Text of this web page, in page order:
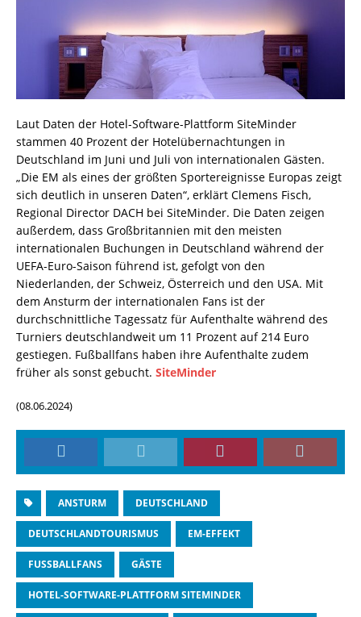
Laut Daten der Hotel-Software-Plattform SiteMinder
stammen 40 Prozent der Hotelübernachtungen in
Deutschland im Juni und Juli von internationalen Gästen.
„Die EM als eines der größten Sportereignisse Europas zeigt
sich deutlich in unseren Daten“, erklärt Clemens Fisch,
Regional Director DACH bei SiteMinder. Die Daten zeigen
außerdem, dass Großbritannien mit den meisten
internationalen Buchungen in Deutschland während der
UEFA-Euro-Saison führend ist, gefolgt von den
Niederlanden, der Schweiz, Österreich und den USA. Mit
dem Ansturm der internationalen Fans ist der
durchschnittliche Tagessatz für Aufenthalte während des
Turniers deutschlandweit um 11 Prozent auf 214 Euro
gestiegen. Fußballfans haben ihre Aufenthalte zudem
früher als sonst gebucht. SiteMinder
(08.06.2024)
ANSTURM DEUTSCHLAND
DEUTSCHLANDTOURISMUS EM-EFFEKT
FUSSBALLFANS GÄSTE
HOTEL-SOFTWARE-PLATTFORM SITEMINDER